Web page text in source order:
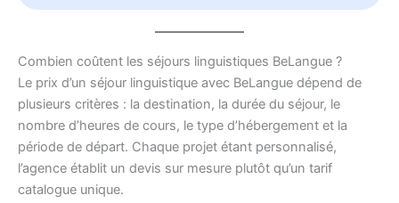
Combien coûtent les séjours linguistiques BeLangue ?
Le prix d’un séjour linguistique avec BeLangue dépend de
plusieurs critères : la destination, la durée du séjour, le
nombre d’heures de cours, le type d’hébergement et la
période de départ. Chaque projet étant personnalisé,
l’agence établit un devis sur mesure plutôt qu’un tarif
catalogue unique.